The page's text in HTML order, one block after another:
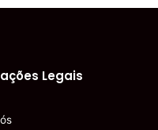
Legais